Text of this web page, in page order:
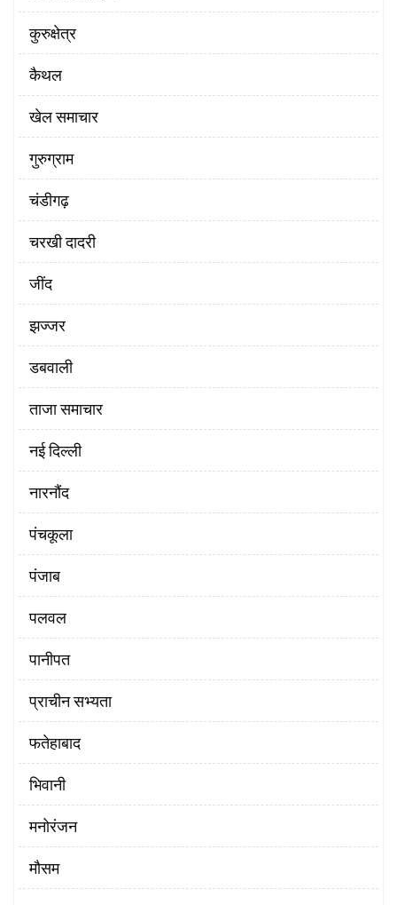
कुरुक्षेत्र
कैथल
खेल समाचार
गुरुग्राम
चंडीगढ़
चरखी दादरी
‌जींद
झज्जर
डबवाली
ताजा समाचार
नई दिल्ली
नारनौंद
पंचकूला
पंजाब
पलवल
पानीपत
प्राचीन सभ्यता
फतेहाबाद
भिवानी
मनोरंजन
मौसम